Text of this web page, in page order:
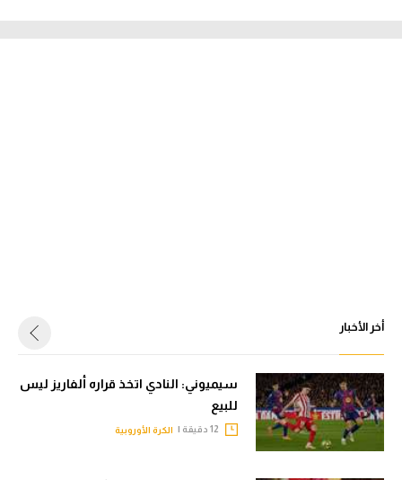
أخر الأخبار
سيميوني: النادي اتخذ قراره ألفاريز ليس
للبيع
الكرة الأوروبية